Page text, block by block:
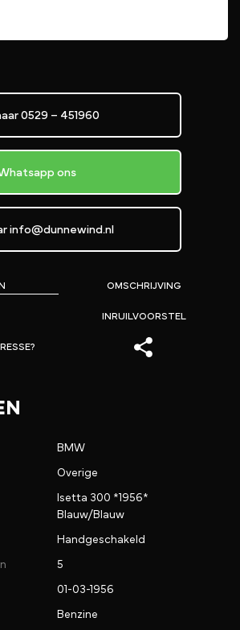
OMSCHRIJVING
INRUILVOORSTEL
BMW
Overige
Isetta 300 *1956*
Blauw/Blauw
Handgeschakeld
5
01-03-1956
Benzine
0529 – 451960
ons
info@dunnewind.nl